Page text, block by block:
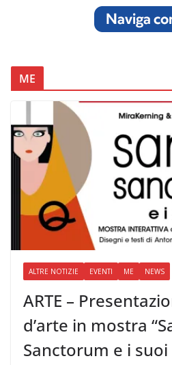
ME
ALTRE NOTIZIE EVENTI ME NEWS
ARTE –
d’arte in mostra
Sanctorum e i suoi